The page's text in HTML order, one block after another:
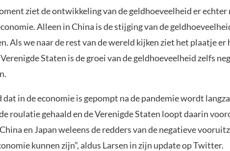
ziet de ontwikkeling van de geldhoeveelheid er echter
Alleen in China is de stijging van de
Als we naar de rest van de wereld kijken ziet het plaatje er
Staten is de groei van de geldhoeveelheid zelfs
dat in de economie is gepompt na de pandemie wordt
roulatie gehaald en de Verenigde Staten loopt daarin
en Japan weleens de redders van de negatieve
kunnen zijn”, aldus Larsen in zijn update op Twitter.